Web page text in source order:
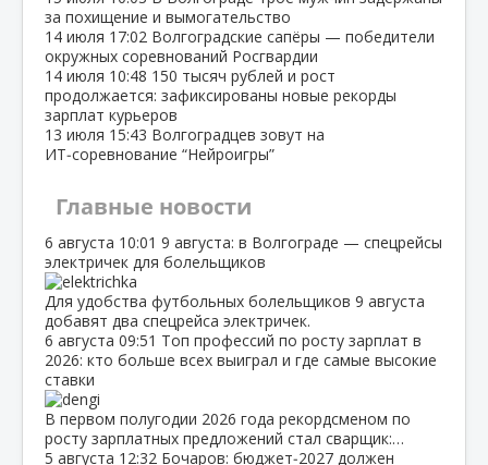
за похищение и вымогательство
14 июля 17:02 Волгоградские сапёры — победители
окружных соревнований Росгвардии
14 июля 10:48 150 тысяч рублей и рост
продолжается: зафиксированы новые рекорды
зарплат курьеров
13 июля 15:43 Волгоградцев зовут на
ИТ‑соревнование “Нейроигры”
Главные новости
6 августа 10:01 9 августа: в Волгограде — спецрейсы
электричек для болельщиков
Для удобства футбольных болельщиков 9 августа
добавят два спецрейса электричек.
6 августа 09:51 Топ профессий по росту зарплат в
2026: кто больше всех выиграл и где самые высокие
ставки
В первом полугодии 2026 года рекордсменом по
росту зарплатных предложений стал сварщик:…
5 августа 12:32 Бочаров: бюджет‑2027 должен